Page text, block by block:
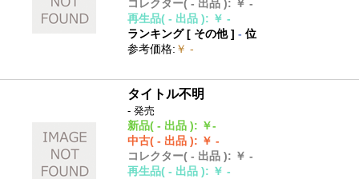
コレクター( - 出品 ): ￥ -
再生品( - 出品 ): ￥ -
ランキング [ その他]- 位
参考価格: ￥ -
タイトル不明
- 発売
新品( - 出品 ): ￥-
中古( - 出品 ): ￥ -
コレクター( - 出品 ): ￥ -
再生品( - 出品 ): ￥ -